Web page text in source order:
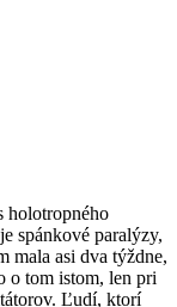
holotropného
spánkové paralýzy,
mala asi dva týždne,
o tom istom, len pri
Ľudí, ktorí